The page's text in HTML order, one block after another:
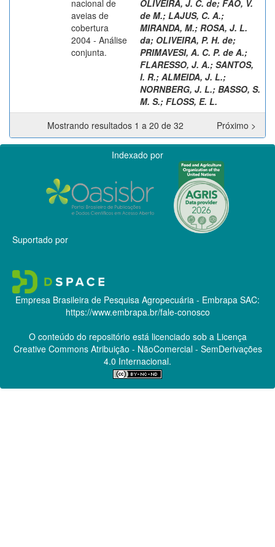
nacional de
aveias de
cobertura
2004 - Análise
conjunta.
OLIVEIRA, J. C. de; FÃO, V.
de M.; LAJUS, C. A.;
MIRANDA, M.; ROSA, J. L.
da; OLIVEIRA, P. H. de;
PRIMAVESI, A. C. P. de A.;
FLARESSO, J. A.; SANTOS,
I. R.; ALMEIDA, J. L.;
NORNBERG, J. L.; BASSO, S.
M. S.; FLOSS, E. L.
Mostrando resultados 1 a 20 de 32
Próximo >
Indexado por
Suportado por
Empresa Brasileira de Pesquisa Agropecuária - Embrapa SAC:
https://www.embrapa.br/fale-conosco
O conteúdo do repositório está licenciado sob a Licença
Creative CommonsAtribuição - NãoComercial - SemDerivações
4.0 Internacional.